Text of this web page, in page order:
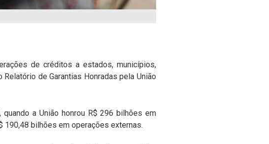
de créditos a estados, municípios,
de Garantias Honradas pela União
a União honrou R$ 296 bilhões em
190,48 bilhões em operações externas.